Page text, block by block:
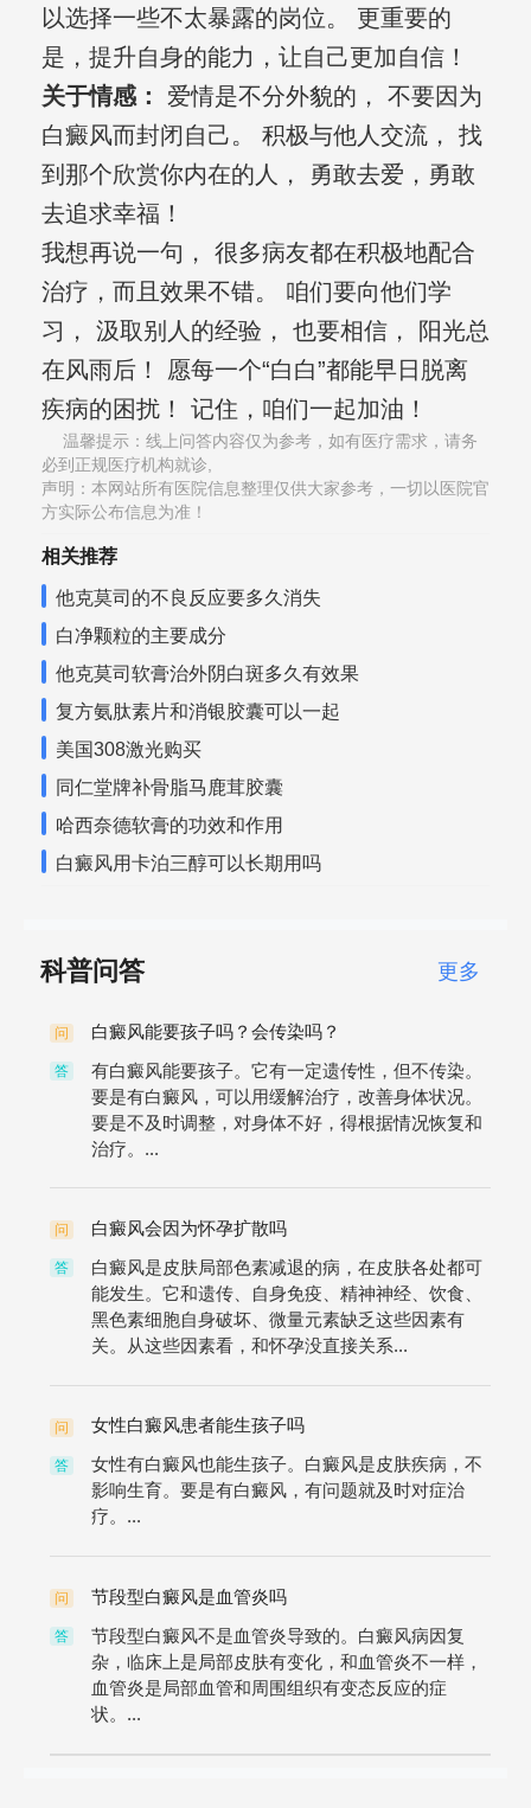
以选择一些不太暴露的岗位。 更重要的
是，提升自身的能力，让自己更加自信！
关于情感：
爱情是不分外貌的， 不要因为
白癜风而封闭自己。 积极与他人交流， 找
到那个欣赏你内在的人， 勇敢去爱，勇敢
去追求幸福！
我想再说一句， 很多病友都在积极地配合
治疗，而且效果不错。 咱们要向他们学
习， 汲取别人的经验， 也要相信， 阳光总
在风雨后！ 愿每一个“白白”都能早日脱离
疾病的困扰！ 记住，咱们一起加油！
温馨提示：线上问答内容仅为参考，如有医疗需求，请务
必到正规医疗机构就诊,
声明：本网站所有医院信息整理仅供大家参考，一切以医院官
方实际公布信息为准！
相关推荐
他克莫司的不良反应要多久消失
白净颗粒的主要成分
他克莫司软膏治外阴白斑多久有效果
复方氨肽素片和消银胶囊可以一起
美国308激光购买
同仁堂牌补骨脂马鹿茸胶囊
哈西奈德软膏的功效和作用
白癜风用卡泊三醇可以长期用吗
科普问答 更多
问 白癜风能要孩子吗？会传染吗？
答
有白癜风能要孩子。它有一定遗传性，但不传染。
要是有白癜风，可以用缓解治疗，改善身体状况。
要是不及时调整，对身体不好，得根据情况恢复和
治疗。...
问 白癜风会因为怀孕扩散吗
答
白癜风是皮肤局部色素减退的病，在皮肤各处都可
能发生。它和遗传、自身免疫、精神神经、饮食、
黑色素细胞自身破坏、微量元素缺乏这些因素有
关。从这些因素看，和怀孕没直接关系...
问 女性白癜风患者能生孩子吗
答
女性有白癜风也能生孩子。白癜风是皮肤疾病，不
影响生育。要是有白癜风，有问题就及时对症治
疗。...
问 节段型白癜风是血管炎吗
答
节段型白癜风不是血管炎导致的。白癜风病因复
杂，临床上是局部皮肤有变化，和血管炎不一样，
血管炎是局部血管和周围组织有变态反应的症
状。...